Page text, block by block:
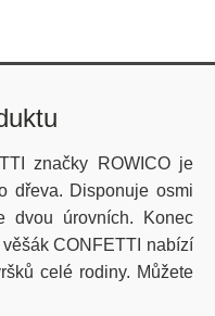
značky ROWICO je
dřeva. Disponuje osmi
dvou úrovních. Konec
CONFETTI nabízí
celé rodiny. Můžete